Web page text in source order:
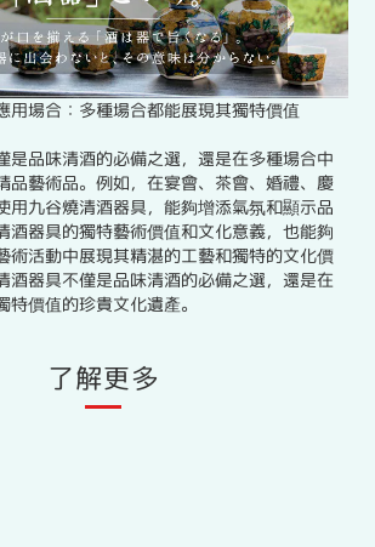
用場合：多種場合都能展現其獨特價值
是品味清酒的必備之選，還是在多種場合中
品藝術品。例如，在宴會、茶會、婚禮、慶
用九谷燒清酒器具，能夠增添氣氛和顯示品
酒器具的獨特藝術價值和文化意義，也能夠
術活動中展現其精湛的工藝和獨特的文化價
酒器具不僅是品味清酒的必備之選，還是在
價值的珍貴文化遺產。
了解更多